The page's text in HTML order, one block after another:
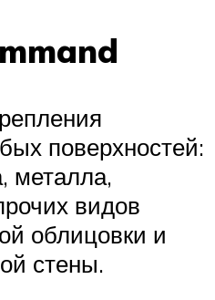
поверхностей:
металла,
видов
облицовки и
стены.